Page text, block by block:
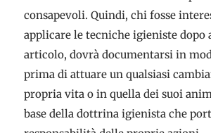
consapevoli. Quindi, chi fosse
applicare le tecniche igieniste
articolo, dovrà documentarsi in
prima di attuare un qualsiasi
propria vita o in quella dei suoi
base della dottrina igienista che